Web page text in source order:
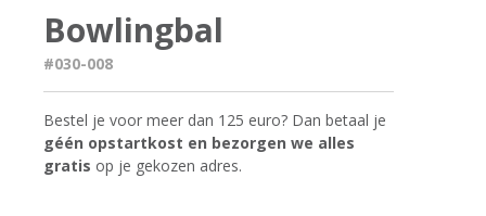
Bowlingbal
#030-008
Bestel je voor meer dan 125 euro? Dan betaal je
géén opstartkost en bezorgen we alles
gratis op je gekozen adres.